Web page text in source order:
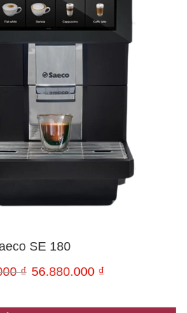
SE 180
₫ 56.880.000 ₫